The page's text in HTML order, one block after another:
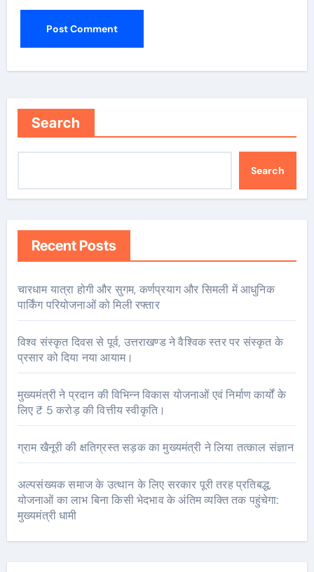
Search
Search
Recent Posts
चारधाम यात्रा होगी और सुगम, कर्णप्रयाग और सिमली में आधुनिक
पार्किंग परियोजनाओं को मिली रफ्तार
विश्व संस्कृत दिवस से पूर्व, उत्तराखण्ड ने वैश्विक स्तर पर संस्कृत के
प्रसार को दिया नया आयाम।
मुख्यमंत्री ने प्रदान की विभिन्न विकास योजनाओं एवं निर्माण कार्यों के
लिए ₹ 5 करोड़ की वित्तीय स्वीकृति।
ग्राम खैनूरी की क्षतिग्रस्त सड़क का मुख्यमंत्री ने लिया तत्काल संज्ञान
अल्पसंख्यक समाज के उत्थान के लिए सरकार पूरी तरह प्रतिबद्ध,
योजनाओं का लाभ बिना किसी भेदभाव के अंतिम व्यक्ति तक पहुंचेगा:
मुख्यमंत्री धामी